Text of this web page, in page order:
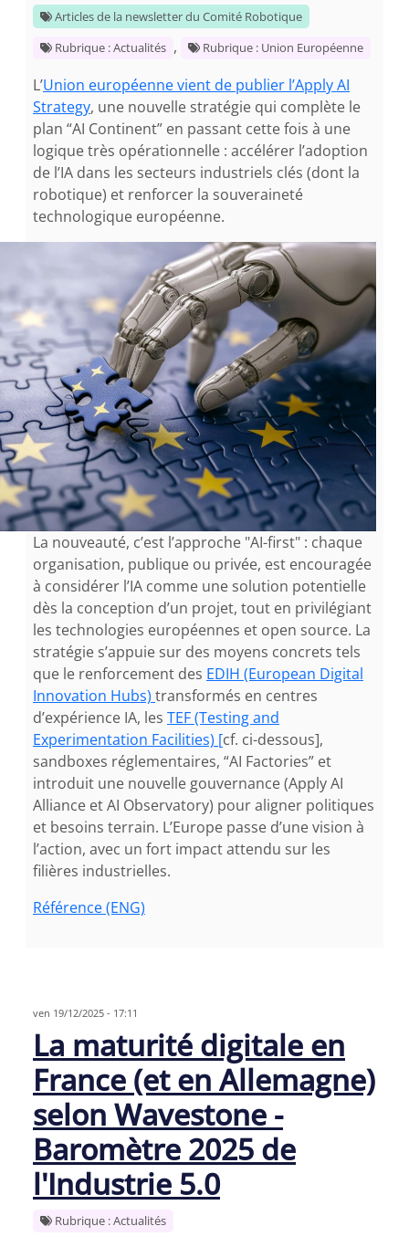
Articles de la newsletter du Comité Robotique
Rubrique : Actualités , Rubrique : Union Européenne
L’Union européenne vient de publier l’Apply AI
Strategy, une nouvelle stratégie qui complète le
plan “AI Continent” en passant cette fois à une
logique très opérationnelle : accélérer l’adoption
de l’IA dans les secteurs industriels clés (dont la
robotique) et renforcer la souveraineté
technologique européenne.
La nouveauté, c’est l’approche "AI-first" : chaque
organisation, publique ou privée, est encouragée
à considérer l’IA comme une solution potentielle
dès la conception d’un projet, tout en privilégiant
les technologies européennes et open source. La
stratégie s’appuie sur des moyens concrets tels
que le renforcement des EDIH (European Digital
Innovation Hubs) transformés en centres
d’expérience IA, les TEF (Testing and
Experimentation Facilities) [cf. ci-dessous],
sandboxes réglementaires, “AI Factories” et
introduit une nouvelle gouvernance (Apply AI
Alliance et AI Observatory) pour aligner politiques
et besoins terrain. L’Europe passe d’une vision à
l’action, avec un fort impact attendu sur les
filières industrielles.
Référence(ENG)
ven 19/12/2025 - 17:11
La maturité digitale en
France (et en Allemagne)
selon Wavestone -
Baromètre 2025 de
l'Industrie 5.0
Rubrique : Actualités